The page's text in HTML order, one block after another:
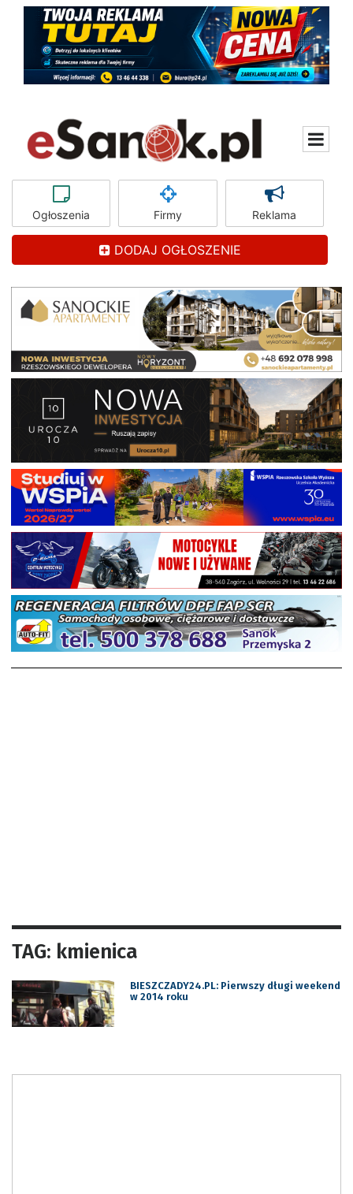
Ogłoszenia Firmy Reklama
DODAJ OGŁOSZENIE
TAG: kmienica
BIESZCZADY24.PL: Pierwszy długi weekend
w 2014 roku